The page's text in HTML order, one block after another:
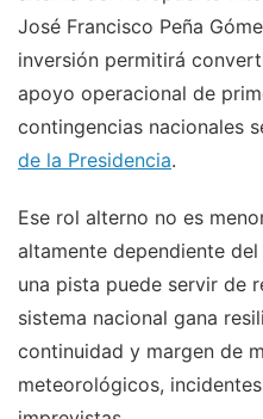
José Francisco Peña
inversión permitirá
apoyo operacional de
contingencias nacionales
de la Presidencia.
Ese rol alterno no es
altamente dependiente
una pista puede servir de
sistema nacional gana
continuidad y margen de
meteorológicos,